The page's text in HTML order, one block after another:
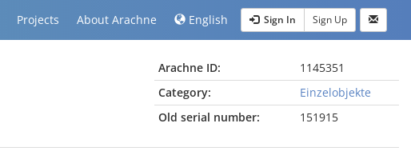
Projects About Arachne English Sign In Sign Up
Arachne ID:
1145351
Category:
Einzelobjekte
Old serial number:
151915